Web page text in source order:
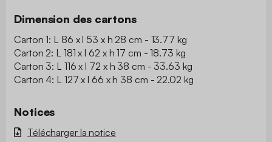
Dimension des cartons
Carton 1: L 86 x l 53 x h 28 cm - 13.77 kg
Carton 2: L 181 x l 62 x h 17 cm - 18.73 kg
Carton 3: L 116 x l 72 x h 38 cm - 33.63 kg
Carton 4: L 127 x l 66 x h 38 cm - 22.02 kg
Notices
Télécharger la notice